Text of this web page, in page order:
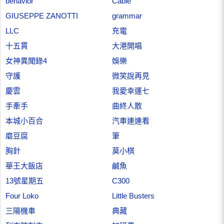
GIUSEPPE ZANOTTI
grammar
LLC
充電
十五貫
大港開唱
女神異聞錄4
娛樂
守護
微笑說再見
慶雲
我愛幸運七
手牽手
曲終人散
本城小百合
汽車連連看
磨豆腐
筆
胸針
莫小棋
華王大飯店
鹹魚
13號星期五
C300
Four Loko
Little Busters
三陽機車
典藏